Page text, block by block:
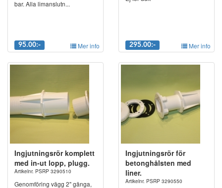
bar. Alla limanslutn...
95.00:- Mer info 295.00:- Mer info
Ingjutningsrör komplett
med in-ut lopp, plugg.
Artikelnr. PSRP 3290510
Genomföring vägg 2" gänga,
Ingjutningsrör för
betonghålsten med
liner.
Artikelnr. PSRP 3290550